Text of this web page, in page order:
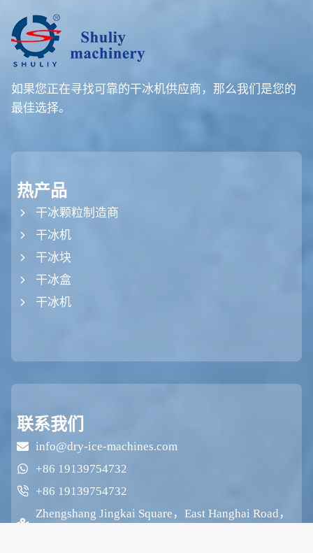
如果您正在寻找可靠的干冰机供应商，那么我们是您的
最佳选择。
热产品
干冰颗粒制造商
干冰机
干冰块
干冰盒
干冰机
联系我们
info@dry-ice-machines.com
+86 19139754732
+86 19139754732
Zhengshang Jingkai Square，East Hanghai Road，